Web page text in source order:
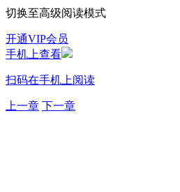
切换至高级阅读模式
开通VIP会员
手机上查看
扫码在手机上阅读
上一章 下一章